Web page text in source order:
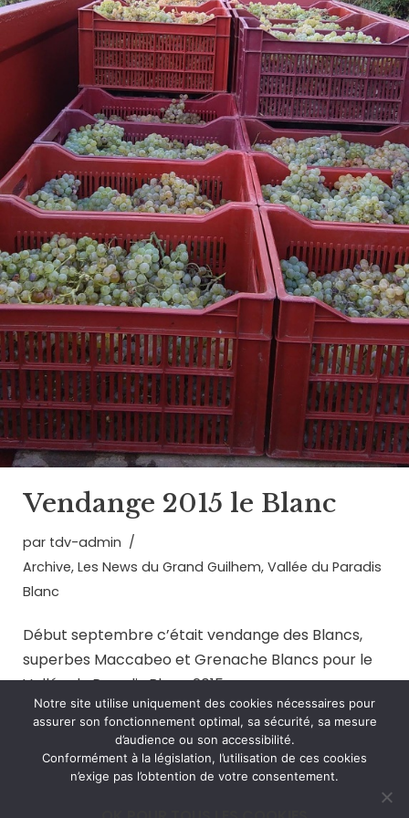
Vendange 2015 le Blanc
par tdv-admin
Archive, Les News du Grand Guilhem, Vallée du Paradis
Blanc
Début septembre c’était vendange des Blancs,
superbes Maccabeo et Grenache Blancs pour le
Vallée du Paradis Blanc 2015
Notre site utilise uniquement des cookies nécessaires pour
assurer son fonctionnement optimal, sa sécurité, sa mesure
d’audience ou son accessibilité.
Conformément à la législation, l’utilisation de ces cookies
n’exige pas l’obtention de votre consentement.